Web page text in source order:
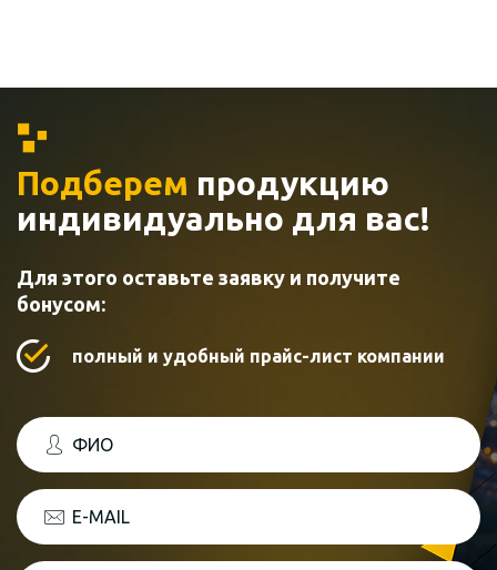
Подберем продукцию
индивидуально для вас!
Для этого оставьте заявку и получите
бонусом:
полный и удобный прайс-лист компании
ФИО
E-MAIL